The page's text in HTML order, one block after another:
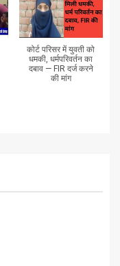
कोर्ट परिसर में युवती को
धमकी, धर्मपरिवर्तन का
दबाव — FIR दर्ज करने
की मांग